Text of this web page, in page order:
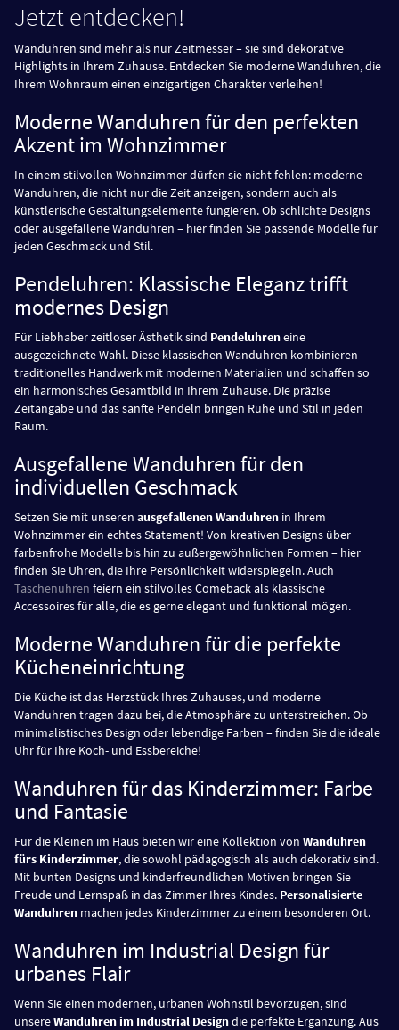
Jetzt entdecken!
Wanduhren sind mehr als nur Zeitmesser – sie sind dekorative
Highlights in Ihrem Zuhause. Entdecken Sie moderne Wanduhren, die
Ihrem Wohnraum einen einzigartigen Charakter verleihen!
Moderne Wanduhren für den perfekten
Akzent im Wohnzimmer
In einem stilvollen Wohnzimmer dürfen sie nicht fehlen: moderne
Wanduhren, die nicht nur die Zeit anzeigen, sondern auch als
künstlerische Gestaltungselemente fungieren. Ob schlichte Designs
oder ausgefallene Wanduhren – hier finden Sie passende Modelle für
jeden Geschmack und Stil.
Pendeluhren: Klassische Eleganz trifft
modernes Design
Für Liebhaber zeitloser Ästhetik sind Pendeluhreneine
ausgezeichnete Wahl. Diese klassischen Wanduhren kombinieren
traditionelles Handwerk mit modernen Materialien und schaffen so
ein harmonisches Gesamtbild in Ihrem Zuhause. Die präzise
Zeitangabe und das sanfte Pendeln bringen Ruhe und Stil in jeden
Raum.
Ausgefallene Wanduhren für den
individuellen Geschmack
Setzen Sie mit unseren ausgefallenen Wanduhren in Ihrem
Wohnzimmer ein echtes Statement! Von kreativen Designs über
farbenfrohe Modelle bis hin zu außergewöhnlichen Formen – hier
finden Sie Uhren, die Ihre Persönlichkeit widerspiegeln. Auch
Taschenuhren feiern ein stilvolles Comeback als klassische
Accessoires für alle, die es gerne elegant und funktional mögen.
Moderne Wanduhren für die perfekte
Kücheneinrichtung
Die Küche ist das Herzstück Ihres Zuhauses, und moderne
Wanduhren tragen dazu bei, die Atmosphäre zu unterstreichen. Ob
minimalistisches Design oder lebendige Farben – finden Sie die ideale
Uhr für Ihre Koch- und Essbereiche!
Wanduhren für das Kinderzimmer: Farbe
und Fantasie
Für die Kleinen im Haus bieten wir eine Kollektion von Wanduhren
fürs Kinderzimmer, die sowohl pädagogisch als auch dekorativ sind.
Mit bunten Designs und kinderfreundlichen Motiven bringen Sie
Freude und Lernspaß in das Zimmer Ihres Kindes. Personalisierte
Wanduhren machen jedes Kinderzimmer zu einem besonderen Ort.
Wanduhren im Industrial Design für
urbanes Flair
Wenn Sie einen modernen, urbanen Wohnstil bevorzugen, sind
unsereWanduhren im Industrial Designdie perfekte Ergänzung. Aus